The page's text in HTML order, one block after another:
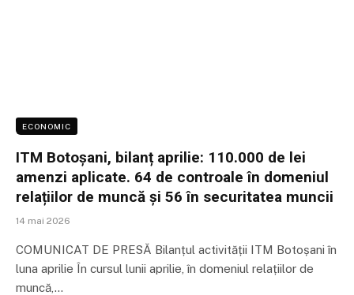
ECONOMIC
ITM Botoșani, bilanț aprilie: 110.000 de lei
amenzi aplicate. 64 de controale în domeniul
relațiilor de muncă și 56 în securitatea muncii
14 mai 2026
COMUNICAT DE PRESĂ Bilanțul activității ITM Botoșani în
luna aprilie În cursul lunii aprilie, în domeniul relațiilor de
muncă,…